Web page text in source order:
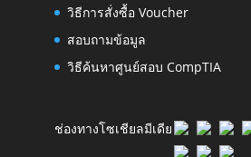
วิธีการสั่งซื้อ Voucher
สอบถามข้อมูล
วิธีค้นหาศูนย์สอบ CompTIA
ช่องทางโซเชียลมีเดีย